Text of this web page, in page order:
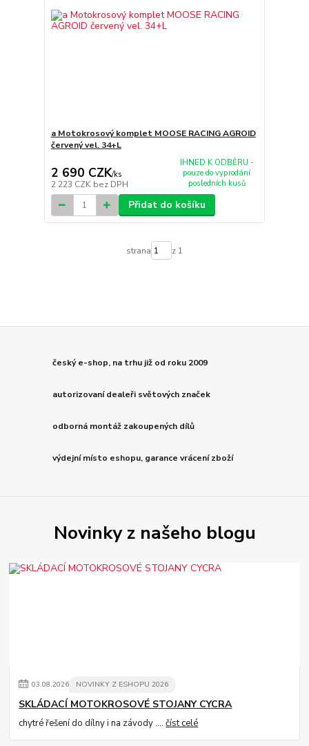
a Motokrosový komplet MOOSE RACING AGROID
červený vel. 34+L
2 690 CZK/ks
2 223 CZK bez DPH
IHNED K ODBĚRU -
pouze do vyprodání
posledních kusů
Přidat do košíku
strana z 1
český e-shop, na trhu již od roku 2009
autorizovaní dealeři světových značek
odborná montáž zakoupených dílů
výdejní místo eshopu, garance vrácení zboží
Novinky z našeho blogu
03.08.2026 NOVINKY Z ESHOPU 2026
SKLÁDACÍ MOTOKROSOVÉ STOJANY CYCRA
chytré řešení do dílny i na závody ....číst celé